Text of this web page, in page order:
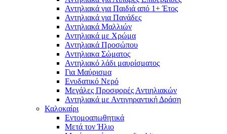
Αντηλιακά για Παιδιά από 1+ Έτος
Αντηλιακά για Πανάδες
Αντηλιακά Μαλλιών
Αντηλιακά με Χρώμα
Αντηλιακά Προσώπου
Αντηλιακα Σώματος
Αντηλιακό λάδι μαυρίσματος
Για Μαύρισμα
Ενυδατικό Νερό
Μεγάλες Προσφορές Αντιηλιακών
Αντηλιακά με Αντιγηραντική Δράση
Καλοκαίρι
Εντομοαπωθητικά
Μετά τον Ήλιο